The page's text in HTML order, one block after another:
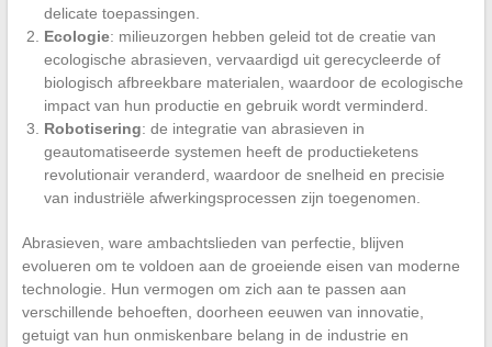
delicate toepassingen.
Ecologie: milieuzorgen hebben geleid tot de creatie van
ecologische abrasieven, vervaardigd uit gerecycleerde of
biologisch afbreekbare materialen, waardoor de ecologische
impact van hun productie en gebruik wordt verminderd.
Robotisering: de integratie van abrasieven in
geautomatiseerde systemen heeft de productieketens
revolutionair veranderd, waardoor de snelheid en precisie
van industriële afwerkingsprocessen zijn toegenomen.
Abrasieven, ware ambachtslieden van perfectie, blijven
evolueren om te voldoen aan de groeiende eisen van moderne
technologie. Hun vermogen om zich aan te passen aan
verschillende behoeften, doorheen eeuwen van innovatie,
getuigt van hun onmiskenbare belang in de industrie en